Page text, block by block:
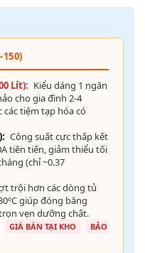
150)
Lít): Kiểu dáng 1 ngăn
cho gia đình 2-4
tiệm tạp hóa có
Công suất cực thấp kết
tiên tiến, giảm thiểu tối
(chỉ ~0.37
trội hơn các dòng tủ
giúp đóng băng
vẹn dưỡng chất.
GIÁ BÁN TẠI KHO
BẢO